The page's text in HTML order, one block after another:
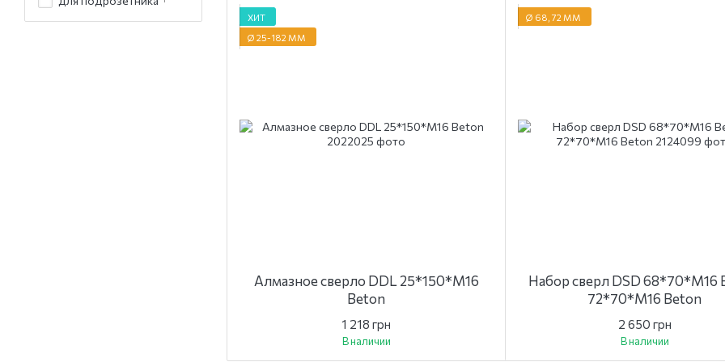
ХИТ
Ø 25-182 ММ
Алмазное сверло DDL 25*150*M16
Beton
1 218 грн
В наличии
Ø 68, 72 ММ
Набор сверл DSD 68*70*M16
72*70*M16 Beton
2 650 грн
В наличии